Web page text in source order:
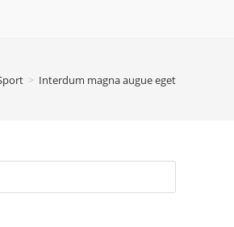
> Interdum magna augue eget